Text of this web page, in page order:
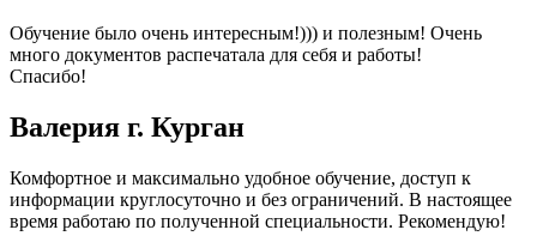
Обучение было очень интересным!))) и полезным! Очень
много документов распечатала для себя и работы!
Спасибо!
Валерия г. Курган
Комфортное и максимально удобное обучение, доступ к
информации круглосуточно и без ограничений. В настоящее
время работаю по полученной специальности. Рекомендую!